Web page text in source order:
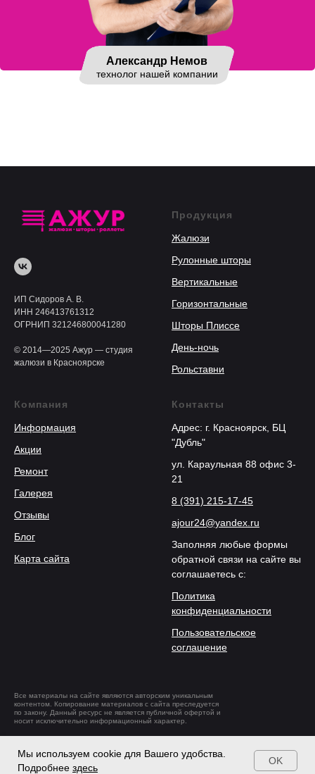
Александр Немов
технолог нашей компании
ИП Сидоров А. В.
ИНН 246413761312
ОГРНИП 321246800041280
© 2014—2025 Ажур — студия
жалюзи в Красноярске
Продукция
Жалюзи
Рулонные шторы
Вертикальные
Горизонтальные
Шторы Плиссе
День-ночь
Рольставни
Компания
Информация
Акции
Ремонт
Галерея
Отзывы
Блог
Карта сайта
Контакты
Адрес: г. Красноярск, БЦ
"Дубль"
ул. Караульная 88 офис 3-
21
8 (391) 215-17-45
ajour24@yandex.ru
Заполняя любые формы
обратной связи на сайте вы
соглашаетесь с:
Политика
конфиденциальности
Пользовательское
соглашение
продвижение
Все материалы на сайте являются авторским уникальным
контентом. Копирование материалов с сайта преследуется
по закону. Данный ресурс не является публичной офертой и
носит исключительно информационный характер.
Мы используем cookie для Вашего удобства.
Подробнее здесь
OK